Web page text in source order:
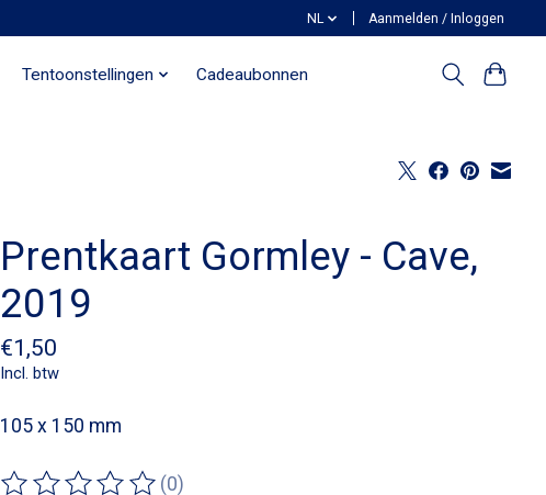
NL Aanmelden / Inloggen
Tentoonstellingen Cadeaubonnen
Prentkaart Gormley - Cave,
2019
€1,50
Incl. btw
105 x 150 mm
(0)